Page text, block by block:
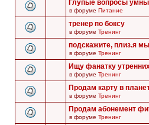
Глупые вопросы
в форуме Питание
тренер по боксу
в форуме Тренинг
подскажите, плиз.я
в форуме Тренинг
Ищу фанатку
в форуме Тренинг
Продам карту в
в форуме Тренинг
Продам абонемент
в форуме Тренинг